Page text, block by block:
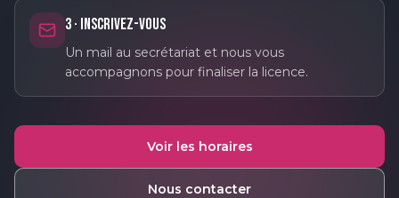
3 · Inscrivez-vous
Un mail au secrétariat et nous vous
accompagnons pour finaliser la licence.
Voir les horaires
Nous contacter